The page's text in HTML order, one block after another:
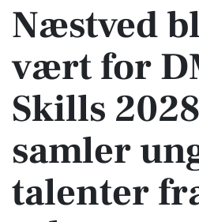
Næstved
vært for
Skills
samler
talenter